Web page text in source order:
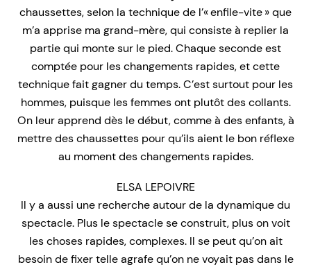
chaussettes, selon la technique de l’« enfile-vite » que
m’a apprise ma grand-mère, qui consiste à replier la
partie qui monte sur le pied. Chaque seconde est
comptée pour les changements rapides, et cette
technique fait gagner du temps. C’est surtout pour les
hommes, puisque les femmes ont plutôt des collants.
On leur apprend dès le début, comme à des enfants, à
mettre des chaussettes pour qu’ils aient le bon réflexe
au moment des changements rapides.
ELSA LEPOIVRE
Il y a aussi une recherche autour de la dynamique du
spectacle. Plus le spectacle se construit, plus on voit
les choses rapides, complexes. Il se peut qu’on ait
besoin de fixer telle agrafe qu’on ne voyait pas dans le